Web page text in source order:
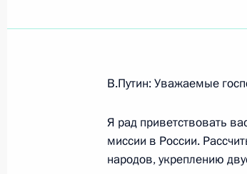
Выступление на
«О мерах по
В.Путин: Уважаемые
Я рад приветствовать
миссии в России.
народов, укреплению